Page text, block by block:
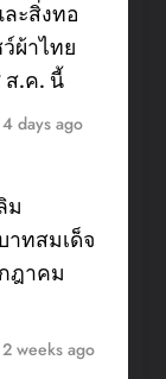
ะสิ่งทอ
ผ้าไทย
ส.ค. นี้
4 days ago
ม
าทสมเด็จ
ฎาคม
2 weeks ago